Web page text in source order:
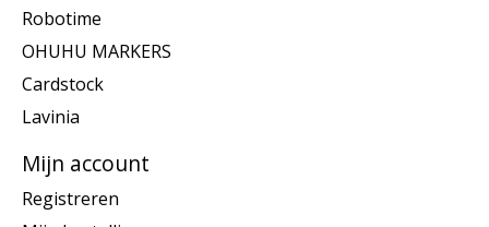
Robotime
OHUHU MARKERS
Cardstock
Lavinia
Mijn account
Registreren